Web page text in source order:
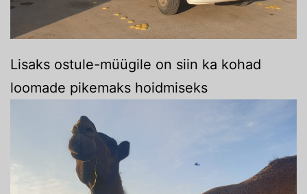
Lisaks ostule-müügile on siin ka kohad
loomade pikemaks hoidmiseks